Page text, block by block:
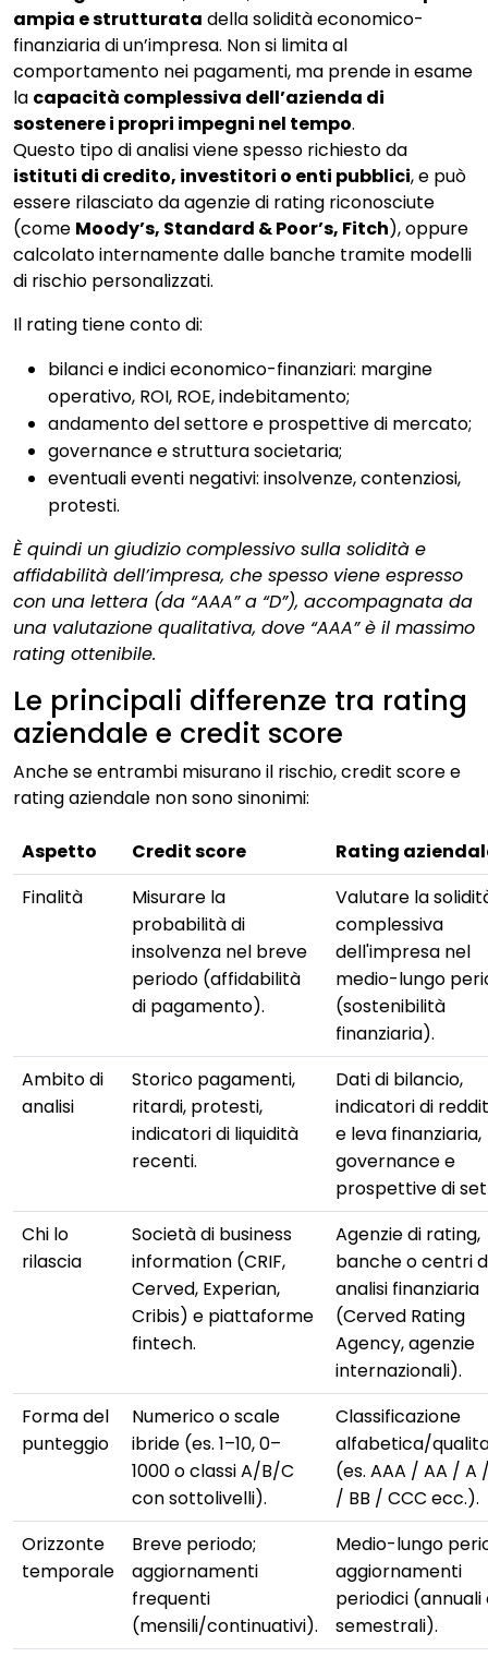
ampia e strutturata della solidità economico-
finanziaria di un’impresa. Non si limita al
comportamento nei pagamenti, ma prende in esame
la capacità complessiva dell’azienda di
sostenere i propri impegni nel tempo.
Questo tipo di analisi viene spesso richiesto da
istituti di credito, investitori o enti pubblici, e può
essere rilasciato da agenzie di rating riconosciute
(come Moody’s, Standard & Poor’s, Fitch), oppure
calcolato internamente dalle banche tramite modelli
di rischio personalizzati.
Il rating tiene conto di:
bilanci e indici economico-finanziari: margine
operativo, ROI, ROE, indebitamento;
andamento del settore e prospettive di mercato;
governance e struttura societaria;
eventuali eventi negativi: insolvenze, contenziosi,
protesti.
È quindi un giudizio complessivo sulla solidità e
affidabilità dell’impresa, che spesso viene espresso
con una lettera (da “AAA” a “D”), accompagnata da
una valutazione qualitativa, dove “AAA” è il massimo
rating ottenibile.
Le principali differenze tra rating
aziendale e credit score
Anche se entrambi misurano il rischio, credit score e
rating aziendale non sono sinonimi:
Aspetto Credit score
Rating
Finalità
Misurare la
probabilità di
insolvenza nel breve
periodo (affidabilità
di pagamento).
Valutare la
complessiva
dell'impresa nel
medio-lungo
(sostenibilità
finanziaria).
Ambito di
analisi
Storico pagamenti,
ritardi, protesti,
indicatori di liquidità
recenti.
Dati di bilancio,
indicatori di
e leva finanziaria,
governance e
prospettive di
Chi lo
rilascia
Società di business
information (CRIF,
Cerved, Experian,
Cribis) e piattaforme
fintech.
Agenzie di rating,
banche o centri
analisi finanziaria
(Cerved Rating
Agency, agenzie
internazionali).
Forma del
punteggio
Numerico o scale
ibride (es. 1–10, 0–
1000 o classi A/B/C
con sottolivelli).
Classificazione
alfabetica/
(es. AAA / AA / A
/ BB / CCC ecc.).
Orizzonte
temporale
Breve periodo;
aggiornamenti
frequenti
(mensili/continuativi).
Medio-lungo
aggiornamenti
periodici (annuali
semestrali).